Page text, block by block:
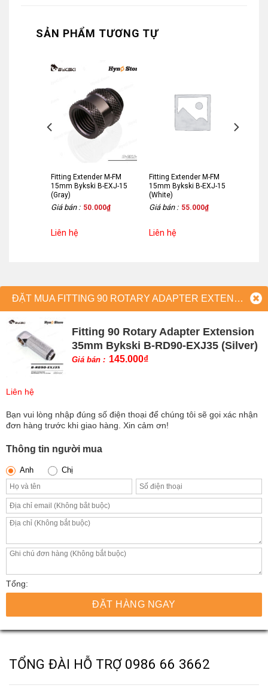
SẢN PHẨM TƯƠNG TỰ
Fitting Extender M-FM
15mm Bykski B-EXJ-15
(Gray)
Giá bán : 50.000₫
Liên hệ
Fitting Extender M-FM
15mm Bykski B-EXJ-15
(White)
Giá bán : 55.000₫
Liên hệ
ĐẶT MUA FITTING 90 ROTARY ADAPTER EXTENSION 35MM BYKSKI B-RD90-EXJ35 (SILVER)
Fitting 90 Rotary Adapter Extension
35mm Bykski B-RD90-EXJ35 (Silver)
Giá bán : 145.000₫
Liên hệ
Bạn vui lòng nhập đúng số điện thoại để chúng tôi sẽ gọi xác nhận
đơn hàng trước khi giao hàng. Xin cảm ơn!
Thông tin người mua
Anh Chị
Tổng:
ĐẶT HÀNG NGAY
TỔNG ĐÀI HỖ TRỢ 0986 66 3662